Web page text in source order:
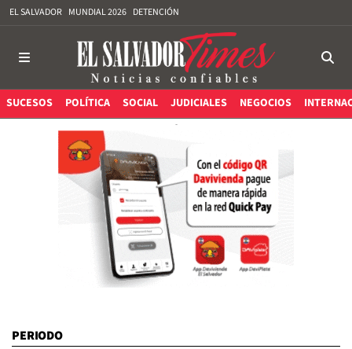
EL SALVADOR MUNDIAL 2026 DETENCIÓN
SUCESOS POLÍTICA SOCIAL JUDICIALES NEGOCIOS
PERIODO